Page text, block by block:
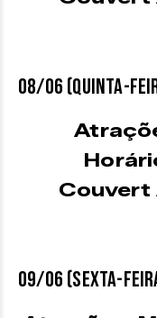
08/06 (quinta-
09/06 (sexta-